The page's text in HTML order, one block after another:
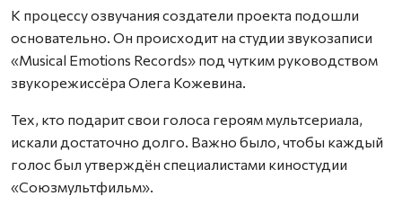
К процессу озвучания создатели проекта подошли
основательно. Он происходит на студии звукозаписи
«Musical Emotions Records» под чутким руководством
звукорежиссёра Олега Кожевина.
Тех, кто подарит свои голоса героям мультсериала,
искали достаточно долго. Важно было, чтобы каждый
голос был утверждён специалистами киностудии
«Союзмультфильм».